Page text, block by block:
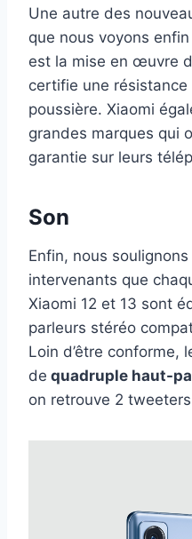
Une autre des
que nous voyons
est la mise en œuvre
certifie une résistance
poussière. Xiaomi
grandes marques qui
garantie sur leurs
Son
Enfin, nous
intervenants que
Xiaomi 12 et 13 sont
parleurs stéréo
Loin d’être conforme,
de quadruple haut-
on retrouve 2